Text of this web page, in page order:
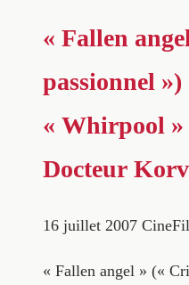
« Fallen
passionnel
« Whirpool
Docteur
16 juillet 2007
« Fallen angel » («